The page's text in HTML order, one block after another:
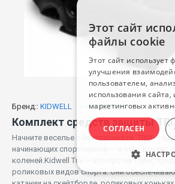
Бренд:: KIDWELL ✔ есть в наличии
Начните веселье с безопасности. TRIX —
начинающих спортсменов — в него входят
коленей.Kidwell Trix — это протекторы,
роликовых видов спорта. Они
Этот сайт
файлы cookie
Этот сайт использует
улучшения
пользователем,
использования
маркетинговых
СОГЛАСЕН